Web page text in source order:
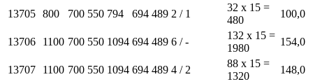
13705 800 700 550 794 694 489 2 / 1
32 x 15 =
480
100,0
13706 1100 700 550 1094 694 489 6 / -
132 x 15 =
1980
154,0
13707 1100 700 550 1094 694 489 4 / 2
88 x 15 =
1320
148,0